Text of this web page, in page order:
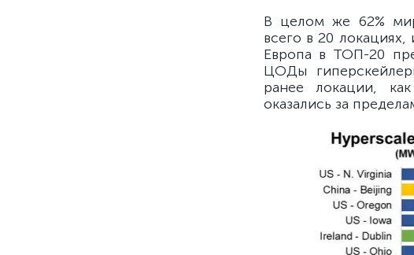
В целом же 62%
всего в 20
Европа в ТОП-20
ЦОДы
ранее локации,
оказались за